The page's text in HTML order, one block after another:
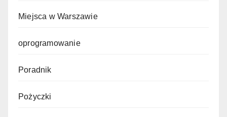
Miejsca w Warszawie
oprogramowanie
Poradnik
Pożyczki